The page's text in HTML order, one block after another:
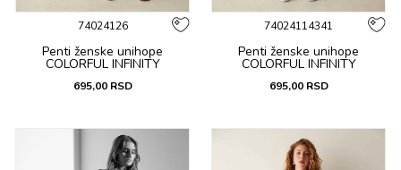
74024126
Penti ženske unihope
COLORFUL INFINITY
695,00 RSD
74024114341
Penti ženske unihope
COLORFUL INFINITY
695,00 RSD